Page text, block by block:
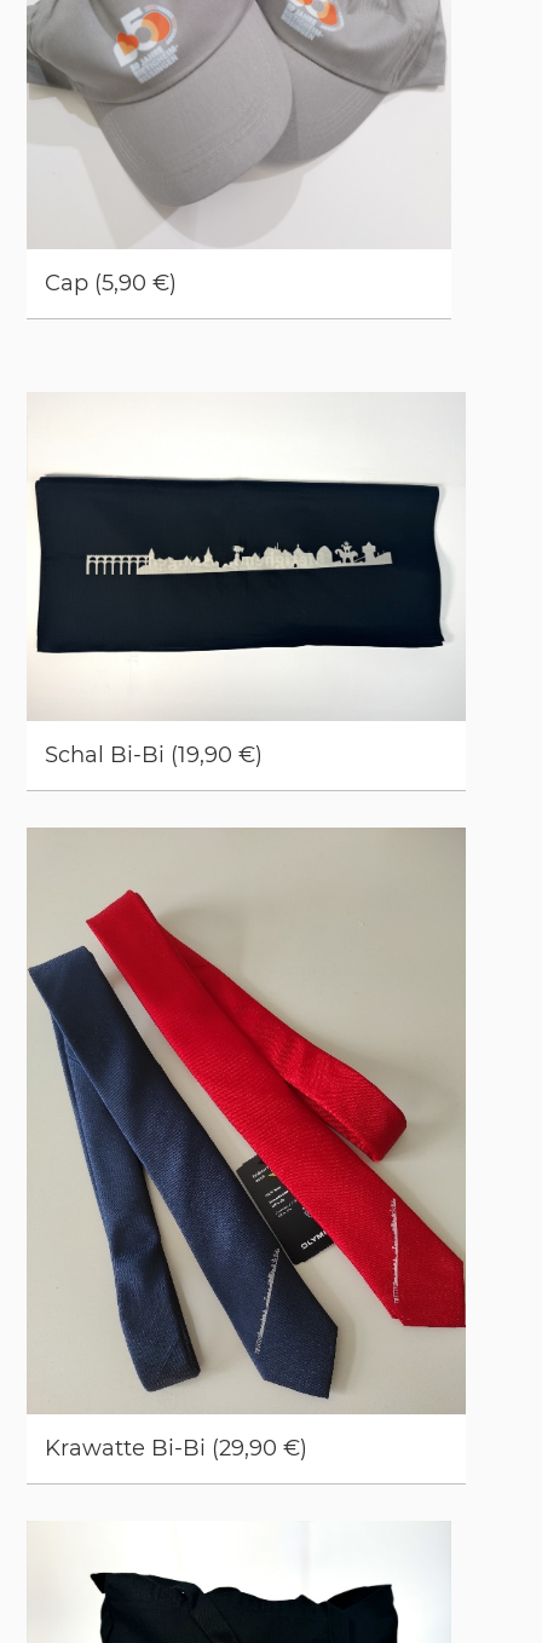
Cap (5,90 €)
Schal Bi-Bi (19,90 €)
Kra­wat­te Bi-Bi (29,90 €)